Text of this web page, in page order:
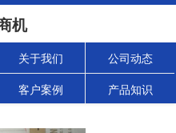
机
关于我们 公司动态
客户案例 产品知识